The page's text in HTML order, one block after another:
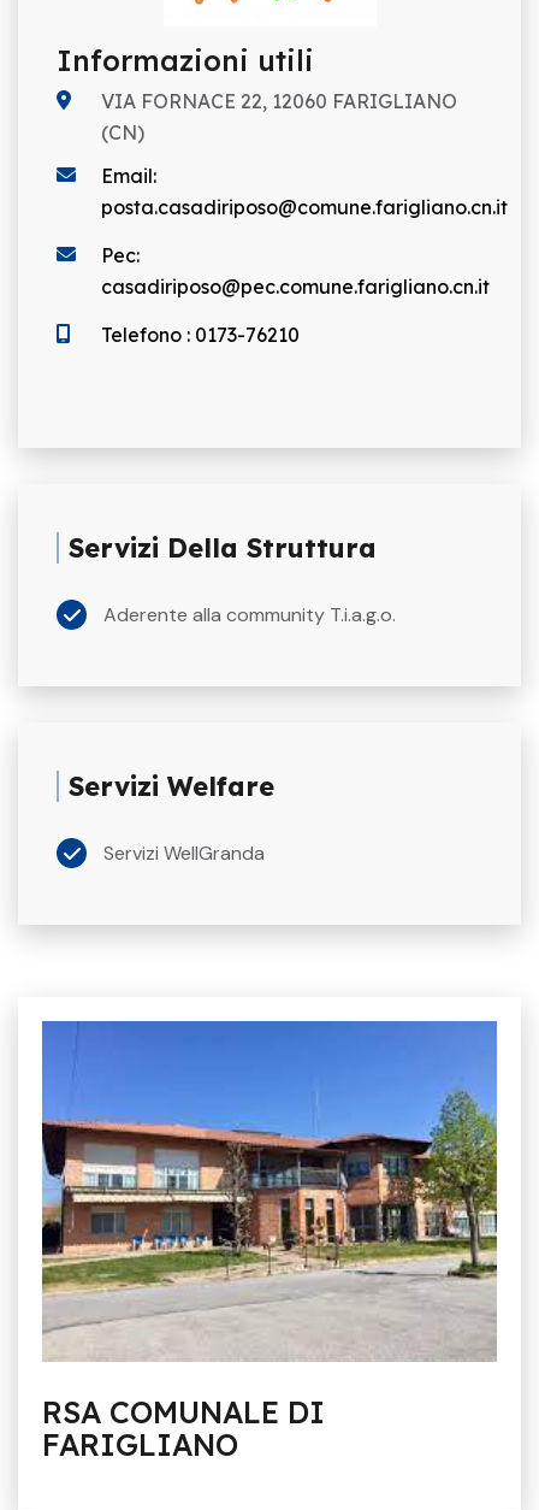
Informazioni utili
VIA FORNACE 22, 12060 FARIGLIANO
(CN)
Email:
posta.casadiriposo@comune.farigliano.cn.it
Pec:
casadiriposo@pec.comune.farigliano.cn.it
Telefono : 0173-76210
Servizi Della Struttura
Aderente alla community T.i.a.g.o.
Servizi Welfare
Servizi WellGranda
RSA COMUNALE DI
FARIGLIANO